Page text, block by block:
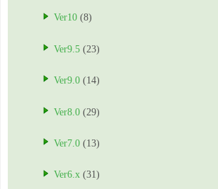
Ver10 (8)
Ver9.5 (23)
Ver9.0 (14)
Ver8.0 (29)
Ver7.0 (13)
Ver6.x (31)